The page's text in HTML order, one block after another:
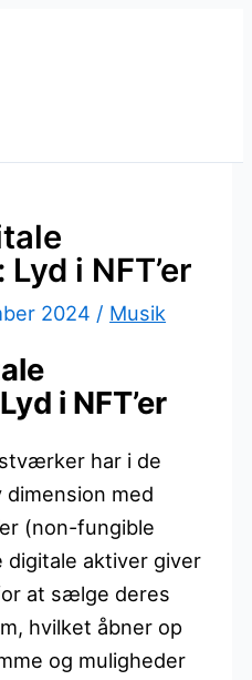
i NFT’er
2024 / Musik
i NFT’er
har i de
med
(non-fungible
digitale aktiver giver
at sælge deres
hvilket åbner op
og muligheder